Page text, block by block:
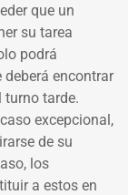
que un
su tarea
podrá
encontrar
turno tarde.
excepcional,
de su
los
a estos en